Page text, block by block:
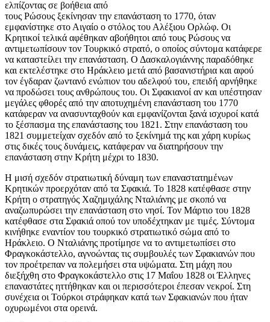
ελπίζοντας σε βοήθεια από
τους Ρώσους ξεκίνησαν την επανάσταση το 1770, όταν
εμφανίστηκε στο Αιγαίο ο στόλος του Αλέξιου Ορλώφ. Οι
Κρητικοί τελικά αφέθηκαν αβοήθητοι από τους Ρώσους να
αντιμετωπίσουν τον Τουρκικό στρατό, ο οποίος σύντομα κατάφερε
να καταστείλει την επανάσταση. Ο Δασκαλογιάννης παραδόθηκε
και εκτελέστηκε στο Ηράκλειο μετά από βασανιστήρια και αφού
τον έγδαραν ζωντανό ενώπιον του αδελφού του, επειδή αρνήθηκε
να προδώσει τους ανθρώπους του. Οι Σφακιανοί αν και υπέστησαν
μεγάλες φθορές από την αποτυχημένη επανάσταση του 1770
κατάφεραν να ανασυνταχθούν και εμφανίζονται ξανά ισχυροί κατά
το ξέσπασμα της επανάστασης του 1821. Στην επανάσταση του
1821 συμμετείχαν σχεδόν από το ξεκίνημά της και χάρη κυρίως
στις δικές τους δυνάμεις, κατάφεραν να διατηρήσουν την
επανάσταση στην Κρήτη μέχρι το 1830.
Η μισή σχεδόν στρατιωτική δύναμη των επαναστατημένων
Κρητικών προερχόταν από τα Σφακιά. Το 1828 κατέφθασε στην
Κρήτη ο στρατηγός Χαζημιχάλης Νταλιάνης με σκοπό να
αναζωπυρώσει την επανάσταση στο νησί. Τον Μάρτιο του 1828
κατέφθασε στα Σφακιά οπού τον υποδέχτηκαν με τιμές. Σύντομα
κινήθηκε εναντίον του τουρκικό στρατιωτικό σώμα από το
Ηράκλειο. Ο Νταλιάνης προτίμησε να το αντιμετωπίσει στο
Φραγκοκάστελλο, αγνοώντας τις συμβουλές των Σφακιανών που
τον προέτρεπαν να πολεμήσει στα υψώματα. Στη μάχη που
διεξήχθη στο Φραγκοκάστελλο στις 17 Μαΐου 1828 οι Έλληνες
επαναστάτες ηττήθηκαν και οι περισσότεροι έπεσαν νεκροί. Στη
συνέχεια οι Τούρκοι στράφηκαν κατά των Σφακιανών που ήταν
οχυρωμένοι στα ορεινά.